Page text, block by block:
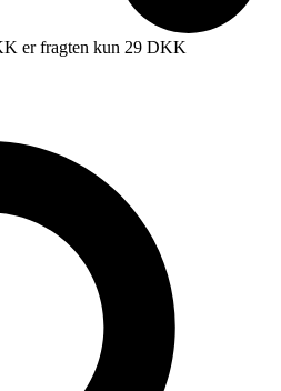
er fragten kun 29 DKK